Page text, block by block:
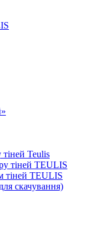
Teulis
тіней TEULIS
тіней TEULIS
скачування)